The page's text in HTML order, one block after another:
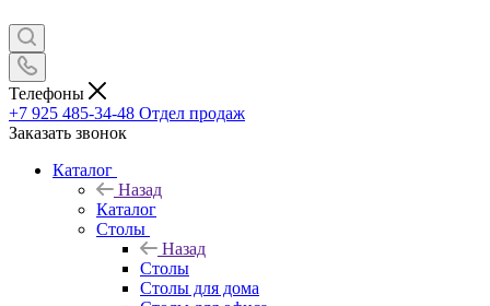
Телефоны
+7 925 485-34-48 Отдел продаж
Заказать звонок
Каталог
Назад
Каталог
Столы
Назад
Столы
Столы для дома